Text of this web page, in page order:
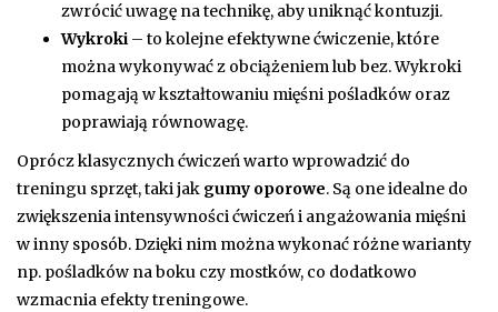
zwrócić uwagę na technikę, aby uniknąć kontuzji.
Wykroki – to kolejne efektywne ćwiczenie, które
można wykonywać z obciążeniem lub bez. Wykroki
pomagają w kształtowaniu mięśni pośladków oraz
poprawiają równowagę.
Oprócz klasycznych ćwiczeń warto wprowadzić do
treningu sprzęt, taki jak gumy oporowe. Są one idealne do
zwiększenia intensywności ćwiczeń i angażowania mięśni
w inny sposób. Dzięki nim można wykonać różne warianty
np. pośladków na boku czy mostków, co dodatkowo
wzmacnia efekty treningowe.